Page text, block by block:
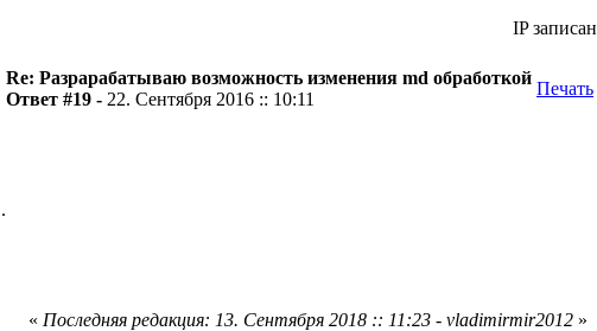
IP записан
Re: Разрарабатываю возможность изменения md обработкой
Ответ #19 - 22. Сентября 2016 :: 10:11
Печать
.
« Последняя редакция: 13. Сентября 2018 :: 11:23 - vladimirmir2012»